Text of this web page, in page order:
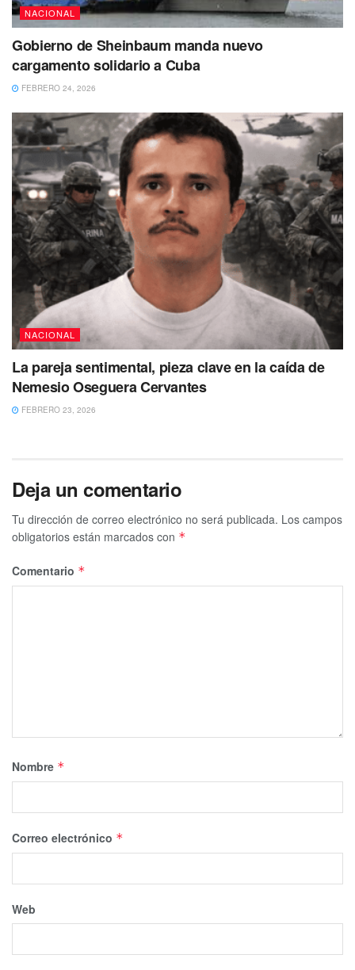
NACIONAL
Gobierno de Sheinbaum manda nuevo
cargamento solidario a Cuba
FEBRERO 24, 2026
NACIONAL
La pareja sentimental, pieza clave en la caída de
Nemesio Oseguera Cervantes
FEBRERO 23, 2026
Deja un comentario
Tu dirección de correo electrónico no será publicada. Los campos
obligatorios están marcados con *
Comentario *
Nombre *
Correo electrónico *
Web